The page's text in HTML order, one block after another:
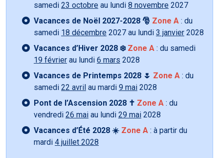
samedi 23 octobre au lundi 8 novembre 2027
Vacances de Noël 2027-2028 🎅 Zone A : du
samedi 18 décembre 2027 au lundi 3 janvier 2028
Vacances d’Hiver 2028 ❄️ Zone A : du samedi
19 février au lundi 6 mars 2028
Vacances de Printemps 2028 🌷 Zone A : du
samedi 22 avril au mardi 9 mai 2028
Pont de l’Ascension 2028 ✝️ Zone A : du
vendredi 26 mai au lundi 29 mai 2028
Vacances d’Été 2028 ☀️ Zone A : à partir du
mardi 4 juillet 2028